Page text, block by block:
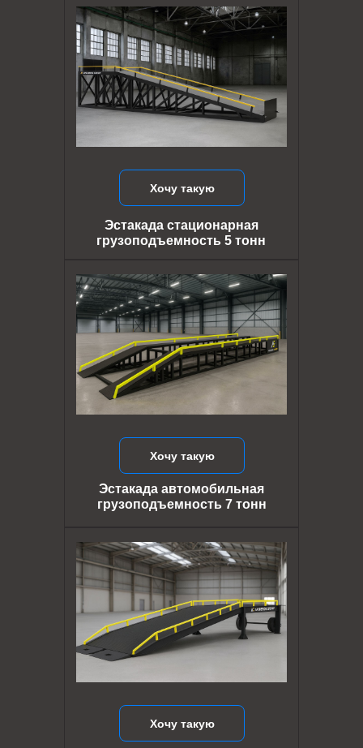
Хочу такую
Хочу такую
Эстакада автомобильная
грузоподъемность 7 тонн
Хочу такую
Эстакада стационарная
грузоподъемность 5 тонн